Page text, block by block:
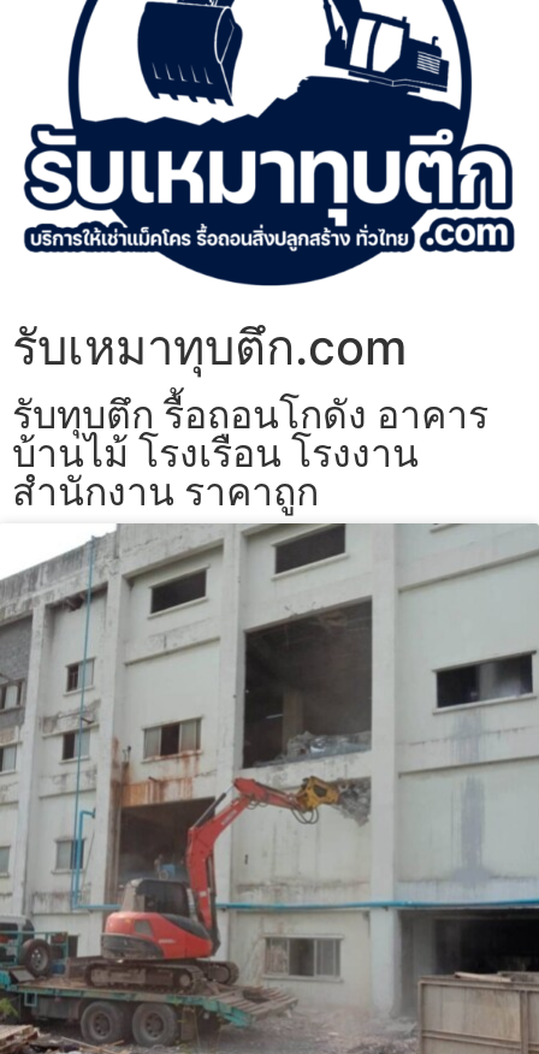
รับเหมาทุบตึก.com
รับทุบตึก รื้อถอนโกดัง อาคาร
บ้านไม้ โรงเรือน โรงงาน
สำนักงาน ราคาถูก